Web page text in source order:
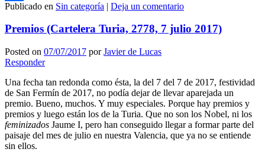
Compartir
Publicado en Sin categoría | Deja un comentario
Premios (Cartelera Turia, 2778, 7 julio 2017)
Posted on 07/07/2017 porJavier de Lucas
Responder
Una fecha tan redonda como ésta, la del 7 del 7 de 2017, festividad
de San Fermín de 2017, no podía dejar de llevar aparejada un
premio. Bueno, muchos. Y muy especiales. Porque hay premios y
premios y luego están los de la Turia. Que no son los Nobel, ni los
feminizados Jaume I, pero han conseguido llegar a formar parte del
paisaje del mes de julio en nuestra Valencia, que ya no se entiende
sin ellos.